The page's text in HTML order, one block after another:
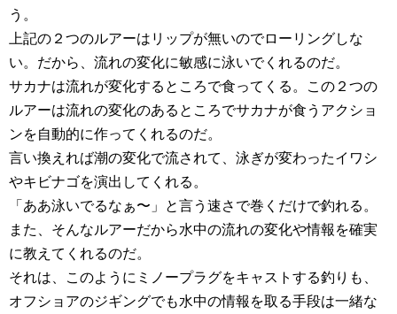
う。
上記の２つのルアーはリップが無いのでローリングしな
い。だから、流れの変化に敏感に泳いでくれるのだ。
サカナは流れが変化するところで食ってくる。この２つの
ルアーは流れの変化のあるところでサカナが食うアクショ
ンを自動的に作ってくれるのだ。
言い換えれば潮の変化で流されて、泳ぎが変わったイワシ
やキビナゴを演出してくれる。
「ああ泳いでるなぁ〜」と言う速さで巻くだけで釣れる。
また、そんなルアーだから水中の流れの変化や情報を確実
に教えてくれるのだ。
それは、このようにミノープラグをキャストする釣りも、
オフショアのジギングでも水中の情報を取る手段は一緒な